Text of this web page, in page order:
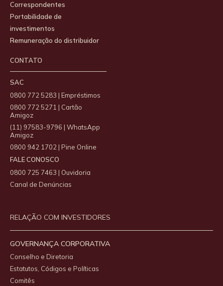
Correspondentes
Portabilidade de
investimentos
Remuneração do distribuidor
CONTATO
SAC
0800 772 5283 | Empréstimos
0800 772 5271 | Cartão
Amigoz
(11) 97583-9796 | WhatsApp
Amigoz
0800 942 1702 | Pine Online
FALE CONOSCO
0800 725 7463 | Ouvidoria
Canal de Denúncias
RELAÇÃO COM INVESTIDORES
GOVERNANÇA CORPORATIVA
Conselho e Diretoria
Estatutos, Códigos e Políticas
Comitês